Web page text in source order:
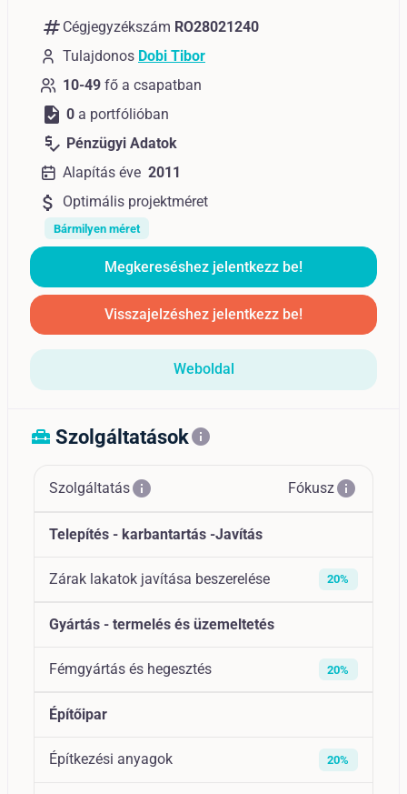
numbers Cégjegyzékszám RO28021240
Tulajdonos Dobi Tibor
10-49 fő a csapatban
task 0 a portfólióban
price_check Pénzügyi Adatok
Alapítás éve 2011
attach_money Optimális projektméret
Bármilyen méret
Megkereséshez jelentkezz be!
Visszajelzéshez jelentkezz be!
Weboldal
home_repair_service Szolgáltatásokinfo
Szolgáltatásinfo Fókuszinfo
Telepítés - karbantartás -Javítás
Zárak lakatok javítása beszerelése 20%
Gyártás - termelés és üzemeltetés
Fémgyártás és hegesztés 20%
Építőipar
Építkezési anyagok 20%